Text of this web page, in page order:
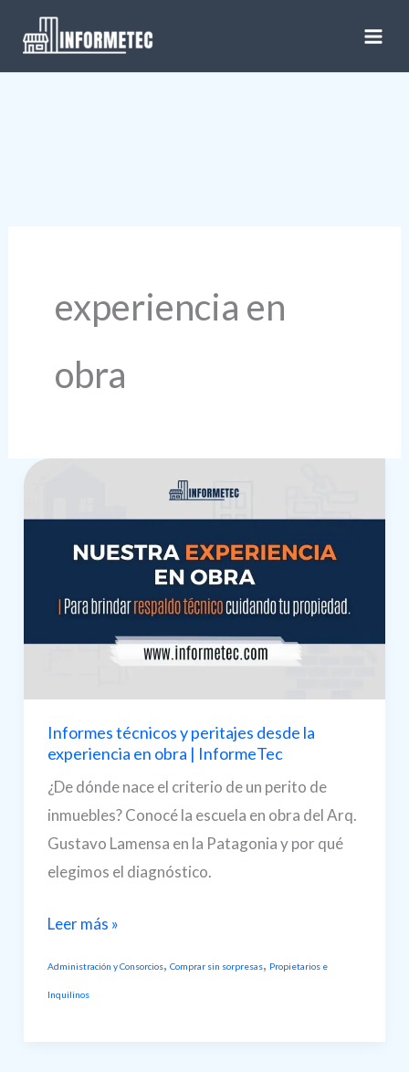
contenido
experiencia en
obra
Informes técnicos y peritajes desde la
experiencia en obra | InformeTec
¿De dónde nace el criterio de un perito de
inmuebles? Conocé la escuela en obra del Arq.
Gustavo Lamensa en la Patagonia y por qué
elegimos el diagnóstico.
Informes
Leer más »
Administración y Consorcios, Comprar sin sorpresas, Propietarios e
Inquilinos